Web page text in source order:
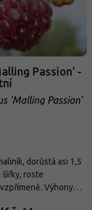
Passion' -
'Malling Passion'
dorůstá asi 1,5
šířky, roste
Výhony